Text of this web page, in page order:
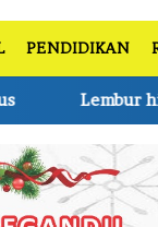
PENDIDIKAN
Personel